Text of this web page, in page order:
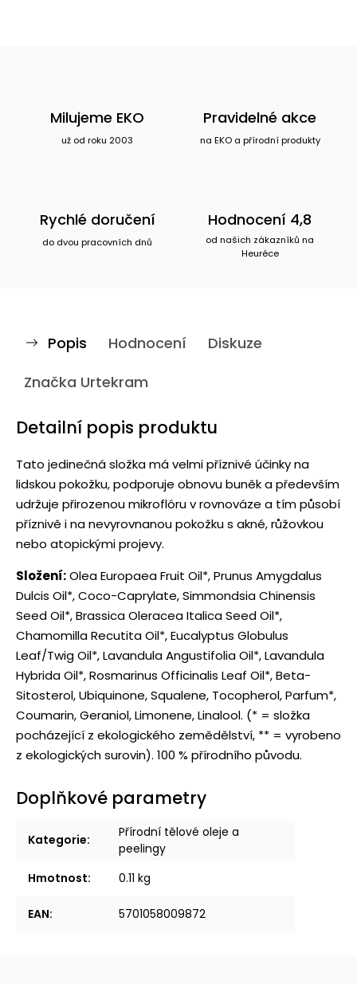
Milujeme EKO
už od roku 2003
Pravidelné akce
na EKO a přírodní produkty
Rychlé doručení
do dvou pracovních dnů
Hodnocení 4,8
od našich zákazníků na
Heuréce
Popis Hodnocení
Diskuze
Značka Urtekram
Detailní popis produktu
Tato jedinečná složka má velmi příznivé účinky na
lidskou pokožku, podporuje obnovu buněk a především
udržuje přirozenou mikroflóru v rovnováze a tím působí
příznivě i na nevyrovnanou pokožku s akné, růžovkou
nebo atopickými projevy.
Složení:Olea Europaea Fruit Oil*, Prunus Amygdalus
Dulcis Oil*, Coco-Caprylate, Simmondsia Chinensis
Seed Oil*, Brassica Oleracea Italica Seed Oil*,
Chamomilla Recutita Oil*, Eucalyptus Globulus
Leaf/Twig Oil*, Lavandula Angustifolia Oil*, Lavandula
Hybrida Oil*, Rosmarinus Officinalis Leaf Oil*, Beta-
Sitosterol, Ubiquinone, Squalene, Tocopherol, Parfum*,
Coumarin, Geraniol, Limonene, Linalool. (* = složka
pocházející z ekologického zemědělství, ** = vyrobeno
z ekologických surovin). 100 % přírodního původu.
Doplňkové parametry
Kategorie:
Přírodní tělové oleje a
peelingy
Hmotnost: 0.11 kg
EAN: 5701058009872